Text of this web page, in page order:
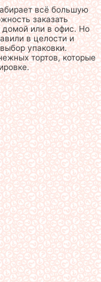
всё большую
заказать
домой или в офис. Но
в целости и
упаковки.
тортов, которые